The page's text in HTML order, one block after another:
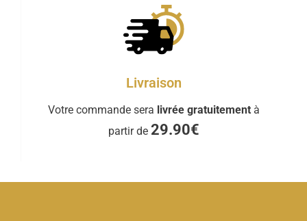
Livraison
Votre commande sera livrée gratuitement à
partir de 29.90€